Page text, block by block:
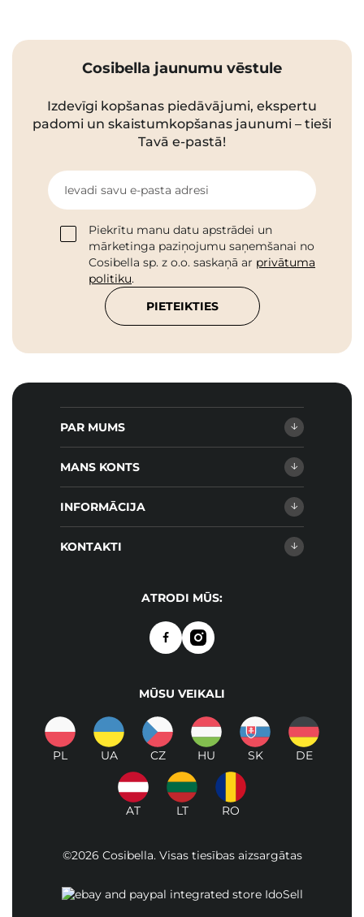
Cosibella jaunumu vēstule
Izdevīgi kopšanas piedāvājumi, ekspertu
padomi un skaistumkopšanas jaunumi – tieši
Tavā e-pastā!
Ievadi savu e-pasta adresi
Piekrītu manu datu apstrādei un
mārketinga paziņojumu saņemšanai no
Cosibella sp. z o.o. saskaņā ar privātuma
politiku.
PIETEIKTIES
PAR MUMS
MANS KONTS
INFORMĀCIJA
KONTAKTI
ATRODI MŪS:
MŪSU VEIKALI
PL UA CZ HU SK DE
AT LT RO
©2026 Cosibella. Visas tiesības aizsargātas